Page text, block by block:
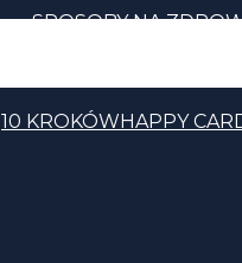
SPOSOBY NA
10 KROKÓWHAPPY